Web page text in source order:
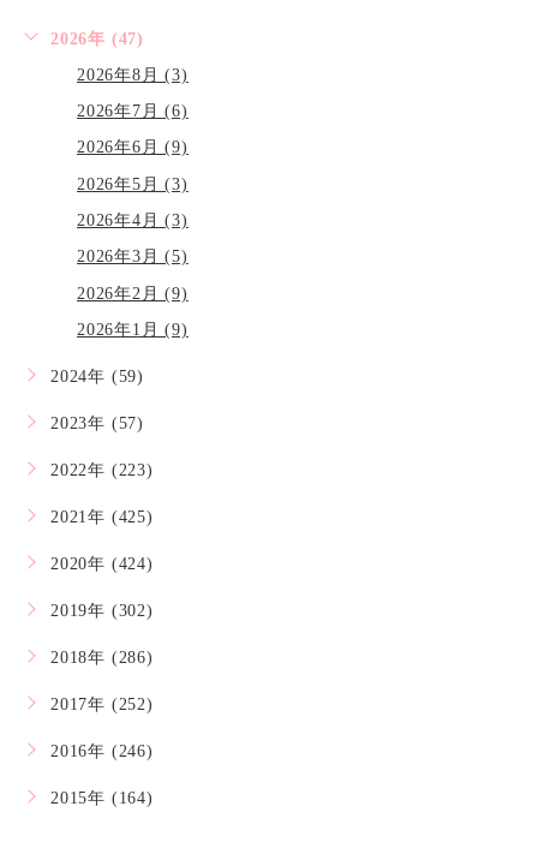
2026年 (47)
2026年8月 (3)
2026年7月 (6)
2026年6月 (9)
2026年5月 (3)
2026年4月 (3)
2026年3月 (5)
2026年2月 (9)
2026年1月 (9)
2024年 (59)
2023年 (57)
2022年 (223)
2021年 (425)
2020年 (424)
2019年 (302)
2018年 (286)
2017年 (252)
2016年 (246)
2015年 (164)